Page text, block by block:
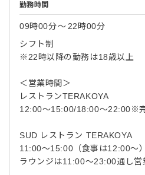
勤務時間
09時00分〜 22時00分
シフト制
※22時以降の勤務は18歳以上
＜営業時間＞
レストランTERAKOYA
12:00〜15:00/18:00〜22:00※
SUD レストラン TERAKOYA
11:00〜15:00（食事は12:00〜
ラウンジは11:00〜23:00通し営